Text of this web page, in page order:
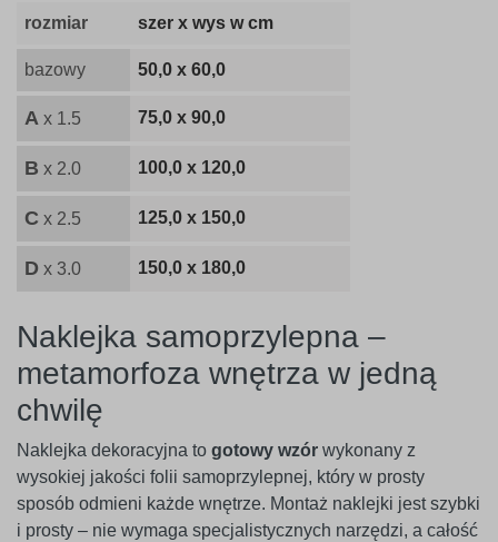
rozmiar szer x wys w cm
bazowy 50,0 x 60,0
A x 1.5 75,0 x 90,0
B x 2.0 100,0 x 120,0
C x 2.5 125,0 x 150,0
D x 3.0 150,0 x 180,0
Naklejka samoprzylepna –
metamorfoza wnętrza w jedną
chwilę
Naklejka dekoracyjna to gotowy wzór wykonany z
wysokiej jakości folii samoprzylepnej, który w prosty
sposób odmieni każde wnętrze. Montaż naklejki jest szybki
i prosty – nie wymaga specjalistycznych narzędzi, a całość